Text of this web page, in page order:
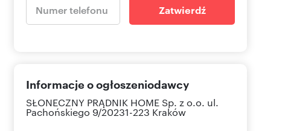
Zatwierdź
Informacje o ogłoszeniodawcy
SŁONECZNY PRĄDNIK HOME Sp. z o.o. ul.
Pachońskiego 9/20231-223 Kraków